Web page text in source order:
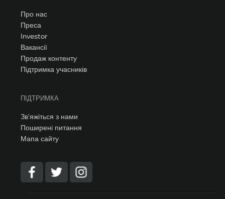
Про нас
Преса
Investor
Вакансії
Продаж контенту
Підтримка учасників
ПІДТРИМКА
Зв'яжіться з нами
Поширені питання
Мапа сайту